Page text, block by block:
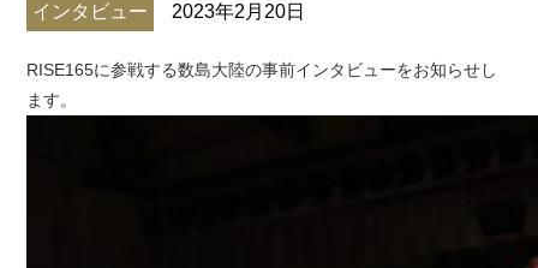
インタビュー 2023年2月20日
RISE165に参戦する数島大陸の事前インタビューをお知らせし
ます。